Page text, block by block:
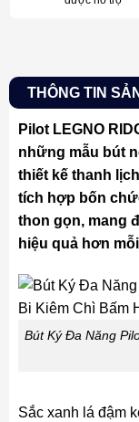
THÔNG TIN
Pilot LEGNO
những mẫu bút
thiết kế thanh
tích hợp bốn
thon gọn, mang
hiệu quả hơn
Bút Ký Đa Năng
Sắc xanh lá đậm